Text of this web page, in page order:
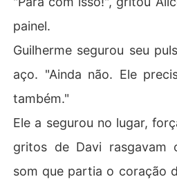
painel.
Guilherme segurou seu
aço. "Ainda não. Ele
também."
Ele a segurou no lugar,
gritos de Davi rasgavam
som que partia o coração